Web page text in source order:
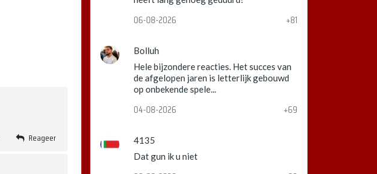
Reageer
06-08-2026 +81
Bolluh
Hele bijzondere reacties. Het succes van
de afgelopen jaren is letterlijk gebouwd
op onbekende spele...
04-08-2026 +69
4135
Dat gun ik u niet